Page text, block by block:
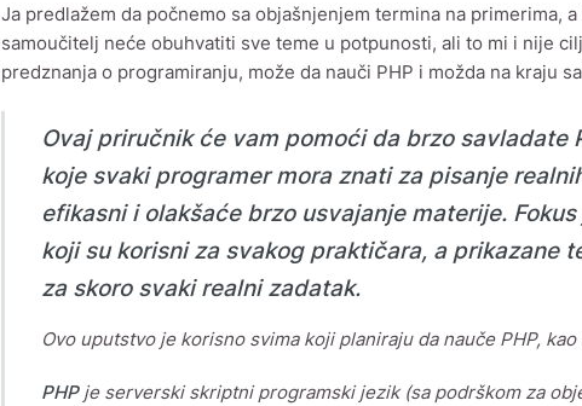
Ja predlažem da počnemo sa objašnjenjem termina na primerima,
samoučitelj neće obuhvatiti sve teme u potpunosti, ali to mi i nije
predznanja o programiranju, može da nauči PHP i možda na kraju
Ovaj priručnik će vam pomoći da brzo savladate
koje svaki programer mora znati za pisanje
efikasni i olakšaće brzo usvajanje materije.
koji su korisni za svakog praktičara, a prikazane
za skoro svaki realni zadatak.
Ovo uputstvo je korisno svima koji planiraju da nauče PHP,
PHPje serverski skriptni programski jezik (sa podrškom za